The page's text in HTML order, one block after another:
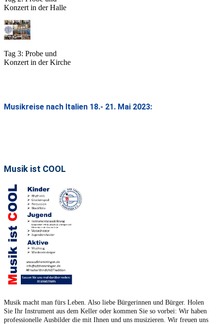
Konzert in der Halle
Tag 3: Probe und
Konzert in der Kirche
Musikreise nach Italien 18.- 21. Mai 2023:
Musik ist COOL
Musik macht man fürs Leben. Also liebe Bürgerinnen und Bürger. Holen
Sie Ihr Instrument aus dem Keller oder kommen Sie so vorbei: Wir haben
professionelle Ausbilder die mit Ihnen und uns musizieren. Wir freuen uns